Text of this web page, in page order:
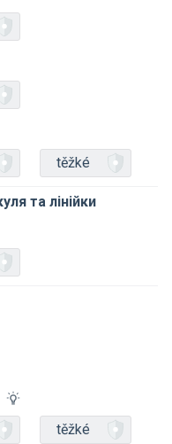
těžké
та лінійки
těžké